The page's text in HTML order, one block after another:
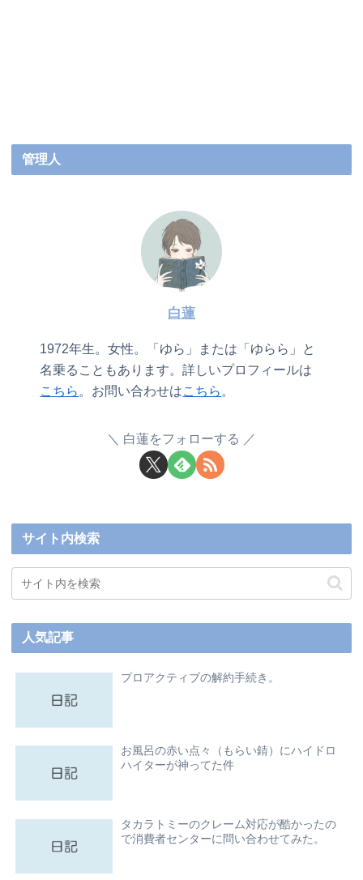
管理人
白蓮
1972年生。女性。「ゆら」または「ゆらら」と
名乗ることもあります。詳しいプロフィールは
こちら 。お問い合わせはこちら 。
白蓮をフォローする
サイト内検索
人気記事
プロアクティブの解約手続き。
お風呂の赤い点々（もらい錆）にハイドロ
ハイターが神ってた件
タカラトミーのクレーム対応が酷かったの
で消費者センターに問い合わせてみた。